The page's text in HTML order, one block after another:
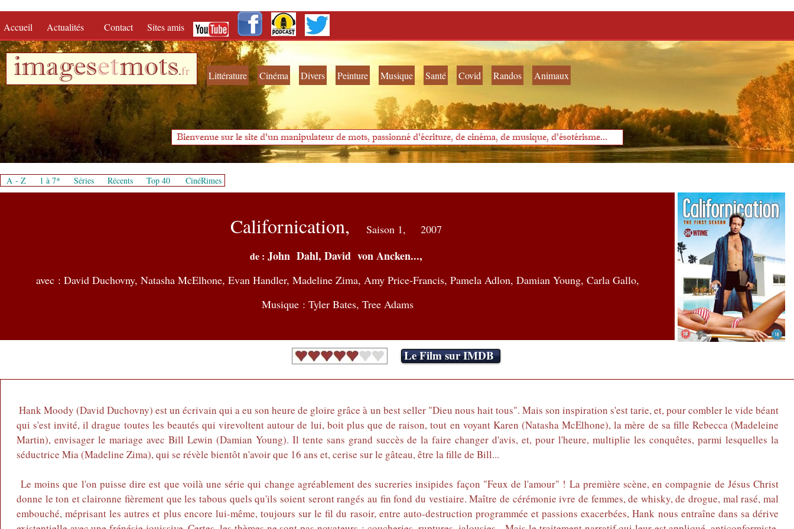
Accueil Actualités Contact Sites amis
imagesetmots.fr Littérature Cinéma Divers Peinture Musique Santé Covid Randos Animaux
Bienvenue sur le site d'un manipulateur de mots, passionné d'écriture, de cinéma, de musique, d'ésotérisme...
A - Z 1 à 7* Séries Récents Top 40 CinéRimes
Californication, Saison 1, 2007
de : John Dahl, David von Ancken...,
avec : David Duchovny, Natasha McElhone, Evan Handler, Madeline Zima, Amy Price-Francis, Pamela Adlon, Damian Young, Carla Gallo,
Musique : Tyler Bates, Tree Adams
Le Film sur IMDB
Hank Moody (David Duchovny) est un écrivain qui a eu son heure de gloire grâce à un best seller "Dieu nous hait tous". Mais son inspiration s'est tarie, et, pour combler le vide béant
qui s'est invité, il drague toutes les beautés qui virevoltent autour de lui, boit plus que de raison, tout en voyant Karen (Natasha McElhone), la mère de sa fille Rebecca (Madeleine
Martin), envisager le mariage avec Bill Lewin (Damian Young). Il tente sans grand succès de la faire changer d'avis, et, pour l'heure, multiplie les conquêtes, parmi lesquelles la
séductrice Mia (Madeline Zima), qui se révèle bientôt n'avoir que 16 ans et, cerise sur le gâteau, être la fille de Bill...
Le moins que l'on puisse dire est que voilà une série qui change agréablement des sucreries insipides façon "Feux de l'amour" ! La première scène, en compagnie de Jésus Christ
donne le ton et claironne fièrement que les tabous quels qu'ils soient seront rangés au fin fond du vestiaire. Maître de cérémonie ivre de femmes, de whisky, de drogue, mal rasé, mal
embouché, méprisant les autres et plus encore lui-même, toujours sur le fil du rasoir, entre auto-destruction programmée et passions exacerbées, Hank nous entraîne dans sa dérive